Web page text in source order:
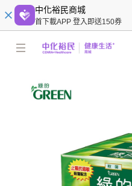
中化裕民商城
首下載APP 登入即送150券